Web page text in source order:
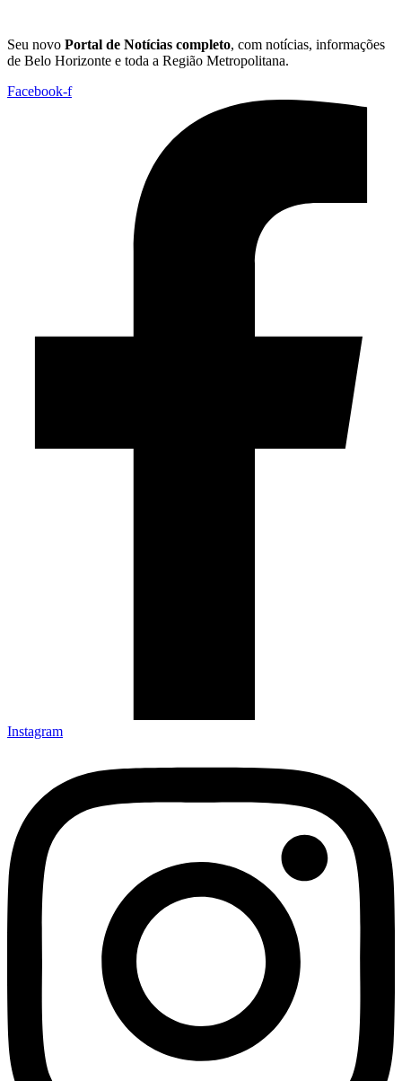
Seu novo Portal de Notícias completo, com notícias, informações
de Belo Horizonte e toda a Região Metropolitana.
Facebook-f
Instagram